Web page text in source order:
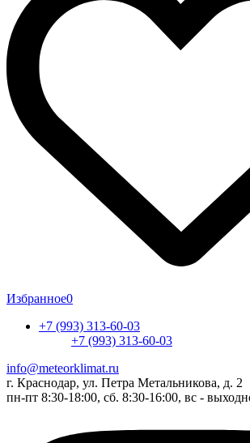
Избранное0
+7 (993) 313-60-03
+7 (993) 313-60-03
info@meteorklimat.ru
г. Краснодар, ул. Петра Метальникова, д. 2
пн-пт 8:30-18:00, сб. 8:30-16:00, вс -